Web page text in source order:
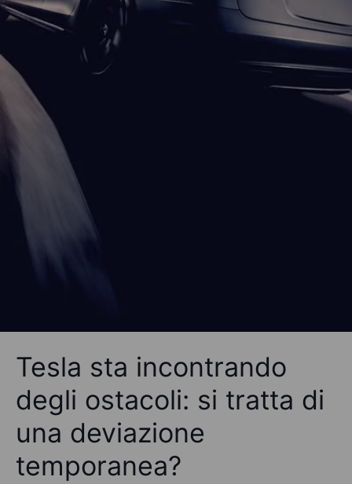
Tesla sta incontrando
degli ostacoli: si tratta di
una deviazione
temporanea?